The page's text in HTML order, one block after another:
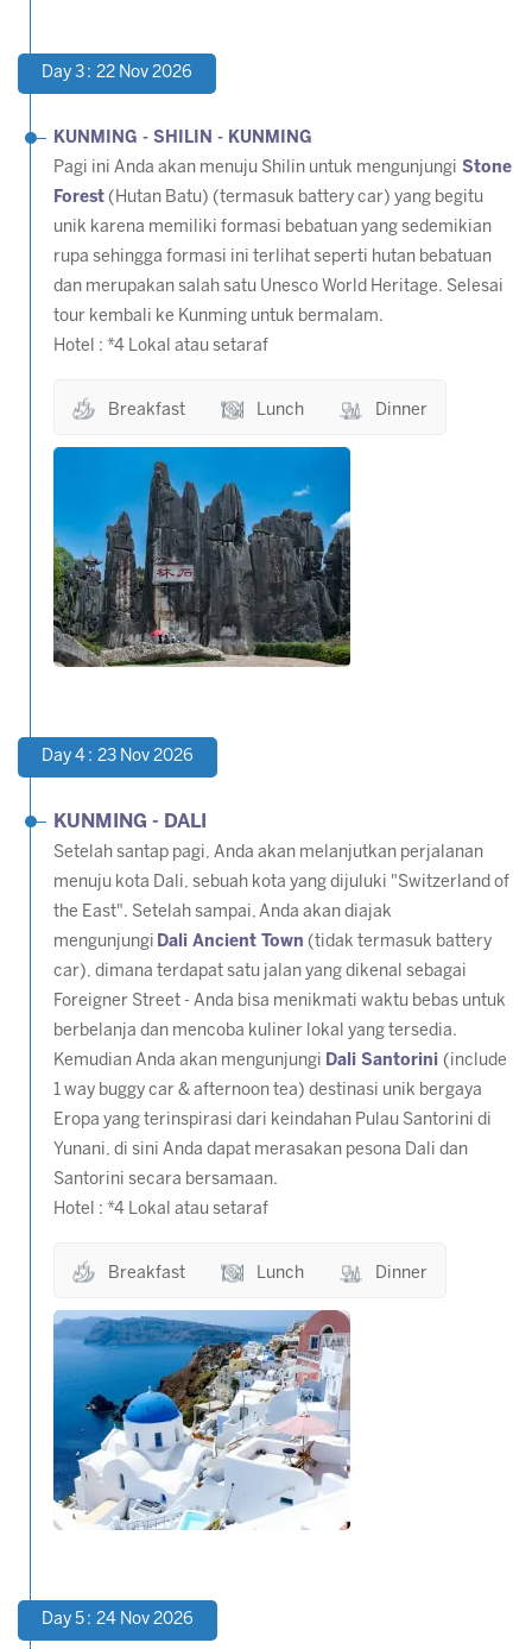
Day 3 : 22 Nov 2026
KUNMING - SHILIN - KUNMING
Pagi ini Anda akan menuju Shilin untuk mengunjungi Stone
Forest (Hutan Batu) (termasuk battery car) yang begitu
unik karena memiliki formasi bebatuan yang sedemikian
rupa sehingga formasi ini terlihat seperti hutan bebatuan
dan merupakan salah satu Unesco World Heritage. Selesai
tour kembali ke Kunming untuk bermalam.
Hotel : *4 Lokal atau setaraf
Breakfast Lunch Dinner
Day 4 : 23 Nov 2026
KUNMING - DALI
Setelah santap pagi, Anda akan melanjutkan perjalanan
menuju kota Dali, sebuah kota yang dijuluki "Switzerland of
the East". Setelah sampai, Anda akan diajak
mengunjungi Dali Ancient Town (tidak termasuk battery
car), dimana terdapat satu jalan yang dikenal sebagai
Foreigner Street - Anda bisa menikmati waktu bebas untuk
berbelanja dan mencoba kuliner lokal yang tersedia.
Kemudian Anda akan mengunjungi Dali Santorini (include
1 way buggy car & afternoon tea) destinasi unik bergaya
Eropa yang terinspirasi dari keindahan Pulau Santorini di
Yunani, di sini Anda dapat merasakan pesona Dali dan
Santorini secara bersamaan.
Hotel : *4 Lokal atau setaraf
Breakfast Lunch Dinner
Day 5 : 24 Nov 2026